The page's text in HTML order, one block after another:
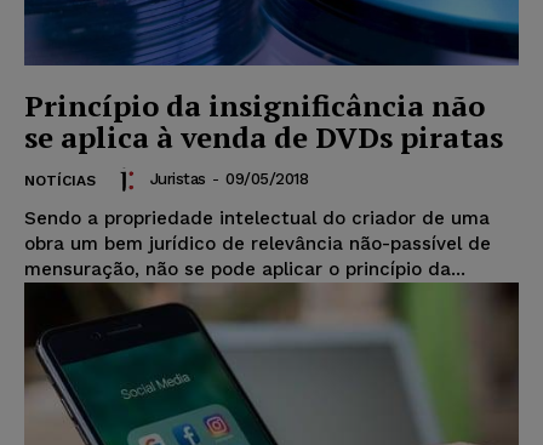
Princípio da insignificância não
se aplica à venda de DVDs piratas
NOTÍCIAS Juristas - 09/05/2018
Sendo a propriedade intelectual do criador de uma
obra um bem jurídico de relevância não-passível de
mensuração, não se pode aplicar o princípio da...